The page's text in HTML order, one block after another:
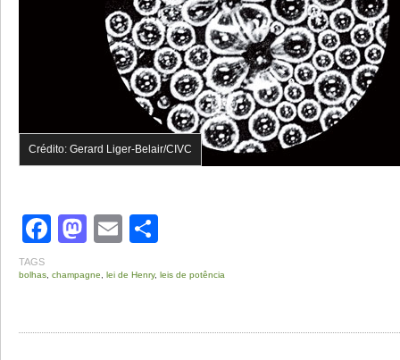
Crédito: Gerard Liger-Belair/CIVC
Facebook
Mastodon
Email
TAGS
bolhas champagne lei de Henry, leis de potência